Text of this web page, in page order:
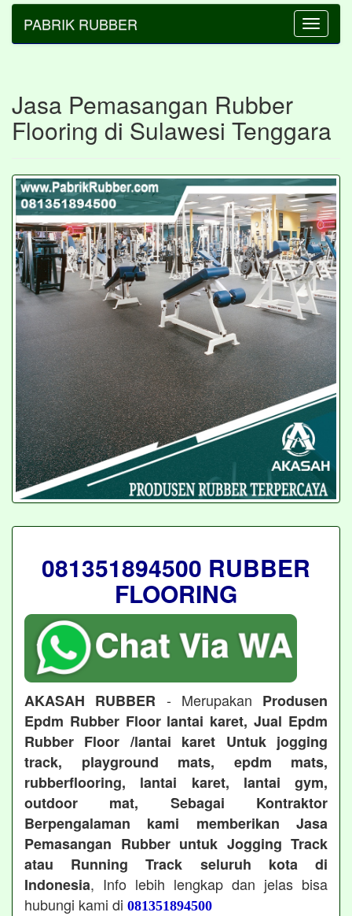
Toggle
PABRIK RUBBER
Jasa Pemasangan Rubber
Flooring di Sulawesi Tenggara
081351894500 RUBBER
FLOORING
AKASAH RUBBER - Merupakan Produsen
Epdm Rubber Floor lantai karet, Jual Epdm
Rubber Floor /lantai karet Untuk jogging
track, playground mats, epdm mats,
rubberflooring, lantai karet, lantai gym,
outdoor mat, Sebagai Kontraktor
Berpengalaman kami memberikan Jasa
Pemasangan Rubber untuk Jogging Track
atau Running Track seluruh kota di
Indonesia, Info lebih lengkap dan jelas bisa
hubungi kami di 081351894500